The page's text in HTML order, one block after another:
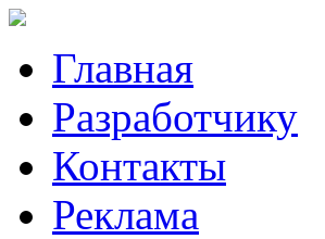
Главная
Разработчику
Контакты
Реклама